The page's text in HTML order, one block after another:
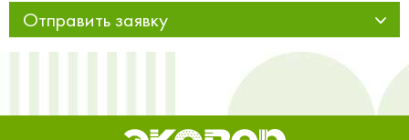
Отправить заявку